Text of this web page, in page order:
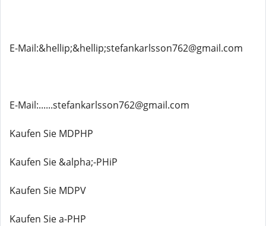
E-Mail:&hellip;&hellip;stefankarlsson762@gmail.com
E-Mail:......stefankarlsson762@gmail.com
Kaufen Sie MDPHP
Kaufen Sie &alpha;-PHiP
Kaufen Sie MDPV
Kaufen Sie a-PHP